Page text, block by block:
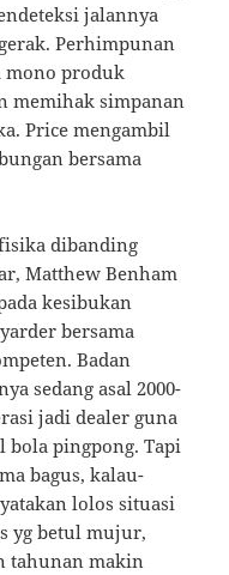
jalannya
Perhimpunan
mono produk
memihak simpanan
Price mengambil
bersama
dibanding
Matthew Benham
kesibukan
bersama
Badan
sedang asal 2000-
jadi dealer guna
bola pingpong. Tapi
bagus, kalau-
lolos situasi
yg betul mujur,
tahunan makin